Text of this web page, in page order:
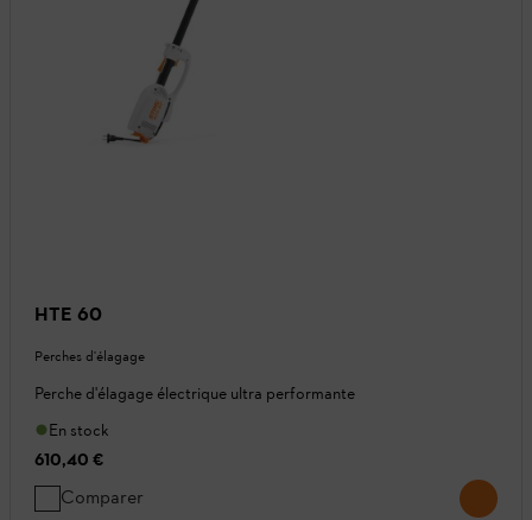
HTE 60
Perches d'élagage
Perche d'élagage électrique ultra performante
En stock
610,40 €
Comparer